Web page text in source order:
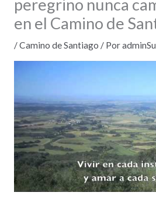
peregrino nunca
en el Camino de
/Camino de Santiago / Por